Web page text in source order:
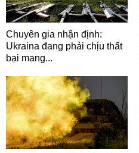
Chuyên gia nhận định:
Ukraina đang phải chịu thất
bại mang...